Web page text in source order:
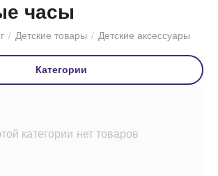
часы
/ Детские товары / Детские аксессуары
Категории
категории нет товаров